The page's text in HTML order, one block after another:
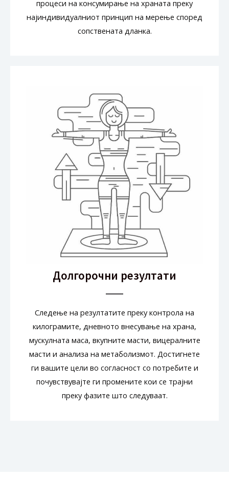
процеси на консумирање на храната преку
најиндивидуалниот принцип на мерење според
сопствената дланка.
Долгорочни резултати
Следење на резултатите преку контрола на
килограмите, дневното внесување на храна,
мускулната маса, вкупните масти, вицералните
масти и анализа на метаболизмот. Достигнете
ги вашите цели во согласност со потребите и
почувствувајте ги промените кои се трајни
преку фазите што следуваат.